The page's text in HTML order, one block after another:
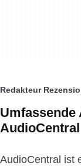
Redakteur
AudioCentral
AudioCentral ist